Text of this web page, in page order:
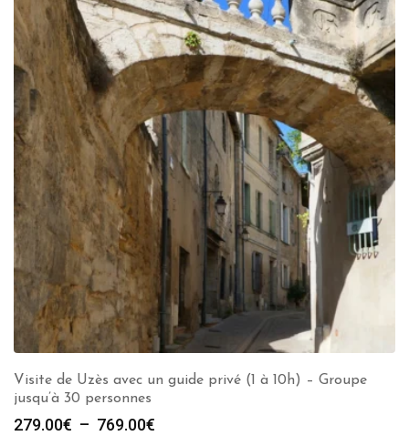
Visite de Uzès avec un guide privé (1 à 10h) – Groupe
jusqu’à 30 personnes
279.00€ – 769.00€